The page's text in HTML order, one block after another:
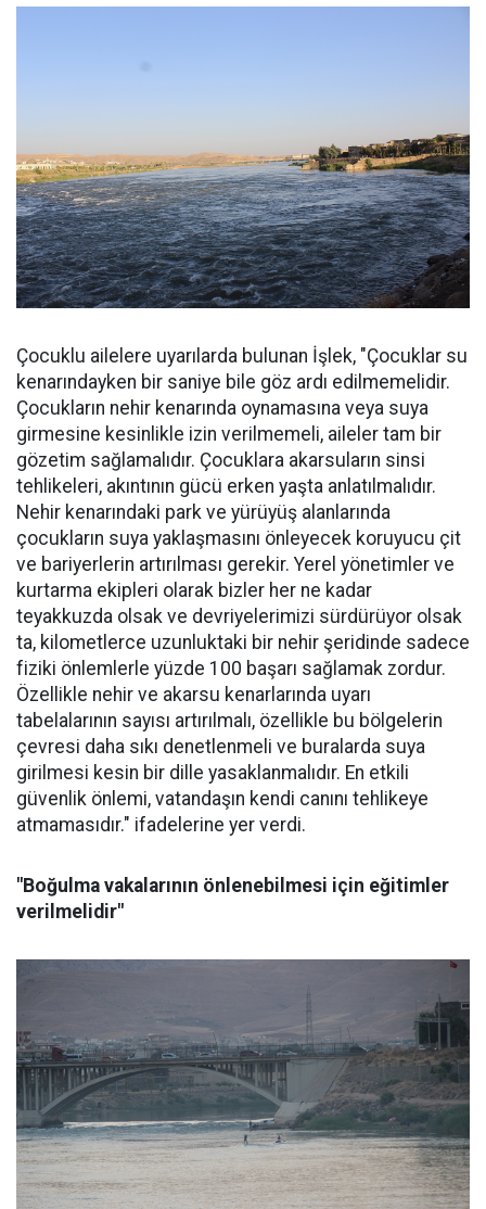
Çocuklu ailelere uyarılarda bulunan İşlek, "Çocuklar su
kenarındayken bir saniye bile göz ardı edilmemelidir.
Çocukların nehir kenarında oynamasına veya suya
girmesine kesinlikle izin verilmemeli, aileler tam bir
gözetim sağlamalıdır. Çocuklara akarsuların sinsi
tehlikeleri, akıntının gücü erken yaşta anlatılmalıdır.
Nehir kenarındaki park ve yürüyüş alanlarında
çocukların suya yaklaşmasını önleyecek koruyucu çit
ve bariyerlerin artırılması gerekir. Yerel yönetimler ve
kurtarma ekipleri olarak bizler her ne kadar
teyakkuzda olsak ve devriyelerimizi sürdürüyor olsak
ta, kilometlerce uzunluktaki bir nehir şeridinde sadece
fiziki önlemlerle yüzde 100 başarı sağlamak zordur.
Özellikle nehir ve akarsu kenarlarında uyarı
tabelalarının sayısı artırılmalı, özellikle bu bölgelerin
çevresi daha sıkı denetlenmeli ve buralarda suya
girilmesi kesin bir dille yasaklanmalıdır. En etkili
güvenlik önlemi, vatandaşın kendi canını tehlikeye
atmamasıdır." ifadelerine yer verdi.
"Boğulma vakalarının önlenebilmesi için eğitimler
verilmelidir"